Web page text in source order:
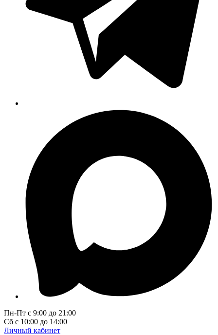
Пн-Пт с 9:00 до 21:00
Сб с 10:00 до 14:00
Личный кабинет